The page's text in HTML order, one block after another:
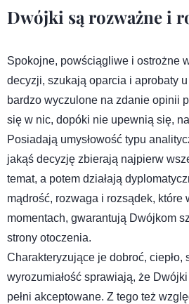
Dwójki są rozważne i
Spokojne, powściągliwe i ostrożne
decyzji, szukają oparcia i aprobaty
bardzo wyczulone na zdanie opinii
się w nic, dopóki nie upewnią się,
Posiadają umysłowość typu
jakąś decyzję zbierają najpierw
temat, a potem działają
mądrość, rozwaga i rozsądek, które
momentach, gwarantują Dwójkom
strony otoczenia.
Charakteryzujące je dobroć, ciepło,
wyrozumiałość sprawiają, że
pełni akceptowane. Z tego też